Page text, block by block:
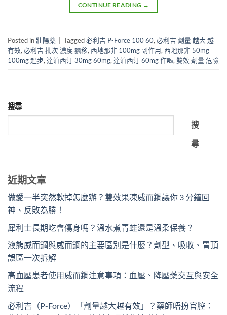
CONTINUE READING →
Posted in壯陽藥 Tagged必利吉 P-Force 100 60, 必利吉 劑量 越大 越
有效, 必利吉 批次 濃度 飄移, 西地那非 100mg 副作用, 西地那非 50mg
100mg 起步, 達泊西汀 30mg 60mg, 達泊西汀 60mg 作嘔, 雙效 劑量 危險
搜尋
搜
尋
近期文章
做愛一半突然軟掉怎麼辦？雙效果凍威而鋼讓你 3 分鐘回
神、反敗為勝！
犀利士長期吃會傷身嗎？溫水煮青蛙還是溫柔保養？
液態威而鋼與威而鋼的主要區別是什麼？劑型、吸收、胃頂
誤區一次拆解
高血壓患者使用威而鋼注意事項：血壓、降壓藥交互與安全
流程
必利吉（P-Force）「劑量越大越有效」？藥師唔扮官腔：